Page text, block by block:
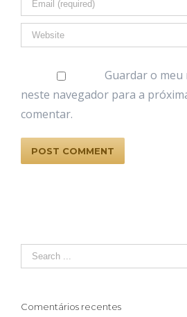
Guardar o meu
neste navegador para a
comentar.
Comentários recentes